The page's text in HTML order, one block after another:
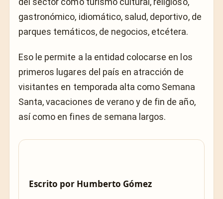
gastronómico, idiomático, salud, deportivo, de
parques temáticos, de negocios, etcétera.
Eso le permite a la entidad colocarse en los
primeros lugares del país en atracción de
visitantes en temporada alta como Semana
Santa, vacaciones de verano y de fin de año,
así como en fines de semana largos.
Escrito por Humberto Gómez